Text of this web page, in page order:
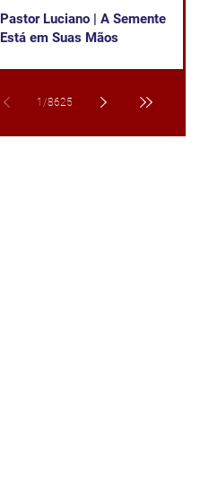
Pastor Luciano | A Semente
Está em Suas Mãos
1 /8625